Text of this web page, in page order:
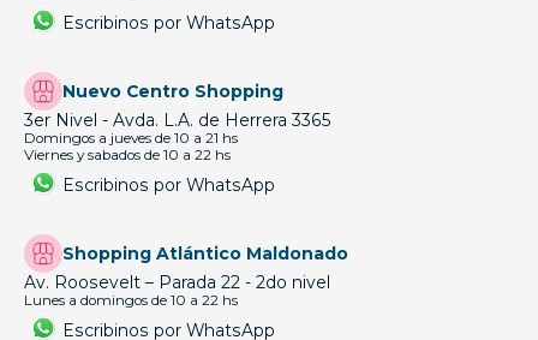
Escribinos por WhatsApp
Nuevo Centro Shopping
3er Nivel - Avda. L.A. de Herrera 3365
Domingos a jueves de 10 a 21 hs
Viernes y sabados de 10 a 22 hs
Escribinos por WhatsApp
Shopping Atlántico Maldonado
Av. Roosevelt – Parada 22 - 2do nivel
Lunes a domingos de 10 a 22 hs
Escribinos por WhatsApp